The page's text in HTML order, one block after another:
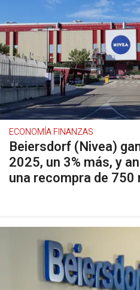
ECONOMÍA FINANZAS
Beiersdorf (Nivea)
2025, un 3% más, y
una recompra de 750